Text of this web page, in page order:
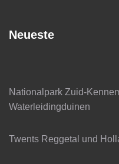
Neueste
Nationalpark Zuid-
Waterleidingduinen
Twents Reggetal und